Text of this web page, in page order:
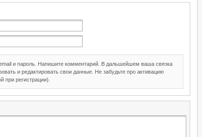
и пароль. Напишите комментарий. В дальшейшем ваша связка
и редактировать свои данные. Не забудьте про активацию
при регистрации).